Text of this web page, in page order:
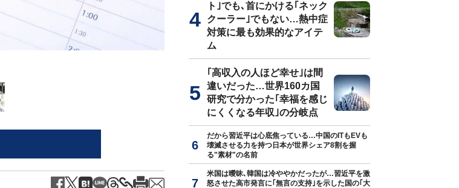
ト｣でも､首にかける｢ネック
クーラー｣でもない…熱中症
対策に最も効果的なアイテ
ム
｢高収入の人ほど幸せ｣は間
違いだった…世界160カ国
研究で分かった｢幸福を感じ
にくくなる年収｣の分岐点
だから習近平は心底焦っている…中国のITもEVも
壊滅させる力を持つ日本が世界シェア8割を握
る"素材"の名前
米国は曖昧､韓国は冷ややかだったが…習近平を激
怒させた高市発言に｢無言の支持｣を示した国の｢大